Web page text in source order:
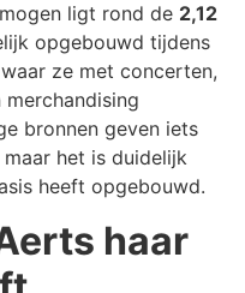
ligt rond de 2,12
opgebouwd tijdens
ze met concerten,
bronnen geven iets
het is duidelijk
heeft opgebouwd.
haar